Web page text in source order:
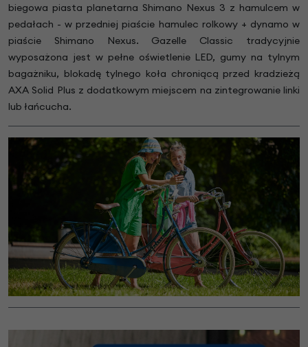
biegowa piasta planetarna Shimano Nexus 3 z hamulcem w
pedałach - w przedniej piaście hamulec rolkowy + dynamo w
piaście Shimano Nexus. Gazelle Classic tradycyjnie
wyposażona jest w pełne oświetlenie LED, gumy na tylnym
bagażniku, blokadę tylnego koła chroniącą przed kradzieżą
AXA Solid Plus z dodatkowym miejscem na zintegrowanie linki
lub łańcucha.